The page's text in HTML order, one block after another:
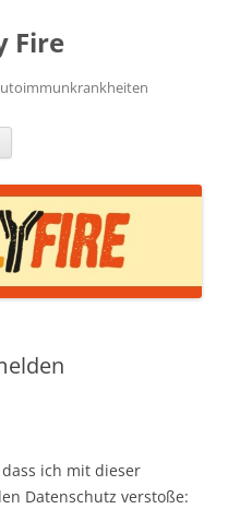
Fire
ich mit dieser
Datenschutz verstoße: